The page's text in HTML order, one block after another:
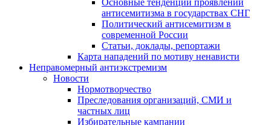
Основные тенденции проявлений
антисемитизма в государствах СНГ
Политический антисемитизм в
современной России
Статьи, доклады, репортажи
Карта нападений по мотиву ненависти
Неправомерный антиэкстремизм
Новости
Нормотворчество
Преследования организаций, СМИ и
частных лиц
Избирательные кампании